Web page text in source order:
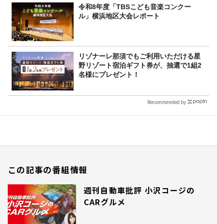
令和8年度「TBSこども音楽コンクー
ル」横浜地区大会レポート
リゾナーレ那須でもご利用いただける星
野リゾート宿泊ギフト券が、抽選で1組2
名様にプレゼント！
Recommended by
この記事の番組情報
週刊自動車批評 小沢コージの
CARグルメ